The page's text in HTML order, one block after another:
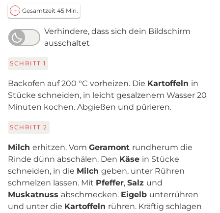
Gesamtzeit 45 Min.
Verhindere, dass sich dein Bildschirm
ausschaltet
SCHRITT 1
Backofen auf 200 °C vorheizen. Die Kartoffeln in
Stücke schneiden, in leicht gesalzenem Wasser 20
Minuten kochen. Abgießen und pürieren.
SCHRITT 2
Milch erhitzen. Vom Geramont rundherum die
Rinde dünn abschälen. Den Käse in Stücke
schneiden, in die Milch geben, unter Rühren
schmelzen lassen. Mit Pfeffer, Salz und
Muskatnuss abschmecken. Eigelb unterrühren
und unter die Kartoffeln rühren. Kräftig schlagen